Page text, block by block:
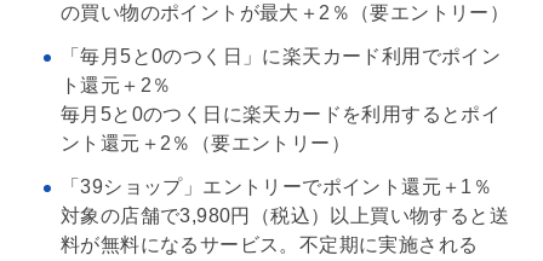
の買い物のポイントが最大＋2％（要エントリー）
「毎月5と0のつく日」に楽天カード利用でポイン
ト還元＋2％
毎月5と0のつく日に楽天カードを利用するとポイ
ント還元＋2％（要エントリー）
「39ショップ」エントリーでポイント還元＋1％
対象の店舗で3,980円（税込）以上買い物すると送
料が無料になるサービス。不定期に実施される